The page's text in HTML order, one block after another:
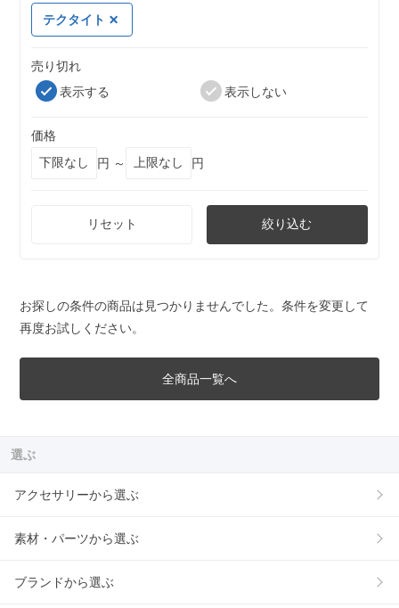
テクタイト
売り切れ
表示する
表示しない
価格
円 ～
円
リセット 絞り込む
お探しの条件の商品は見つかりませんでした。条件を変更して
再度お試しください。
全商品一覧へ
選ぶ
アクセサリーから選ぶ
素材・パーツから選ぶ
ブランドから選ぶ